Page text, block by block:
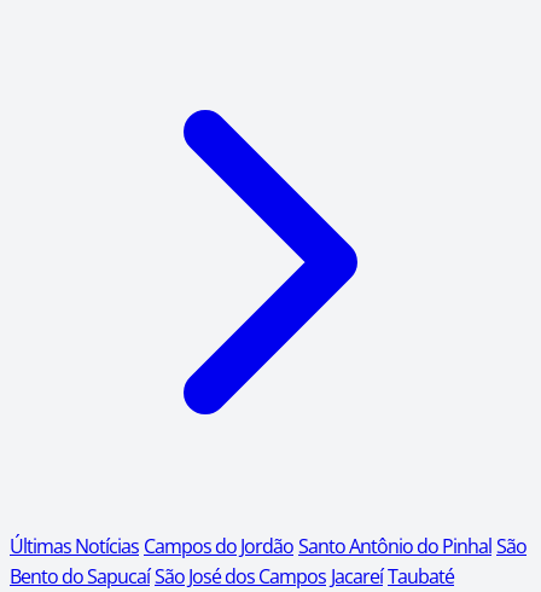
Últimas Notícias Campos do JordãoSanto Antônio do PinhalSão
Bento do SapucaíSão José dos Campos JacareíTaubaté